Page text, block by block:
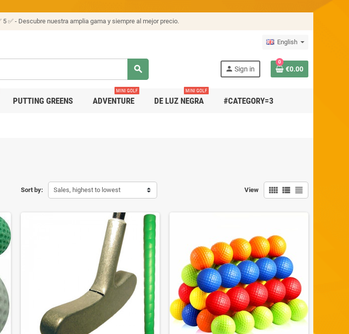
5 ✅ - Descubre nuestra amplia gama y siempre al mejor precio.
English
search person Sign in
0
€0.00
PUTTING GREENS ADVENTURE
MINI GOLF
DE LUZ NEGRA
MINI GOLF
#CATEGORY=3
Sort by: Sales, highest to lowest View view_comfy view_list view_headline